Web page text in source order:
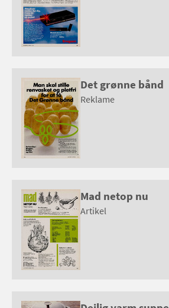
Det grønne bånd
Reklame
Mad netop nu
Artikel